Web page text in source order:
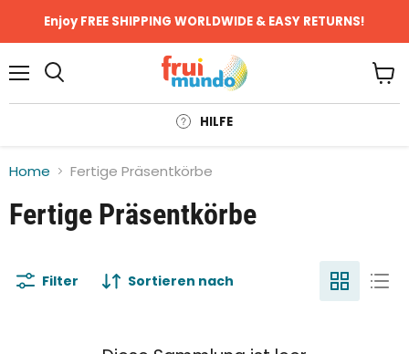
Enjoy FREE SHIPPING WORLDWIDE & EASY RETURNS!
HILFE
Home Fertige Präsentkörbe
Fertige Präsentkörbe
Filter Sortieren nach